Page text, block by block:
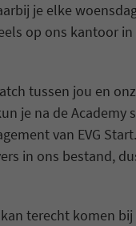
je elke
op ons kantoor in
tussen jou en
je na de Academy
van EVG
in ons bestand,
terecht komen